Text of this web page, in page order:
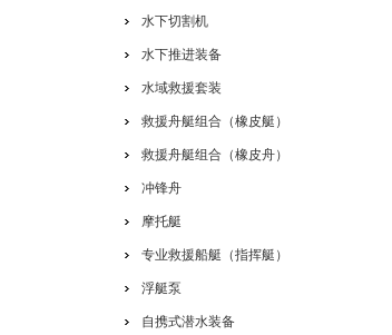
水下切割机
水下推进装备
水域救援套装
救援舟艇组合（橡皮艇）
救援舟艇组合（橡皮舟）
冲锋舟
摩托艇
专业救援船艇（指挥艇）
浮艇泵
自携式潜水装备